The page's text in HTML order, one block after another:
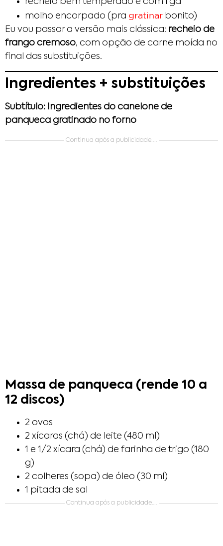
molho encorpado (pra gratinar bonito)
Eu vou passar a versão mais clássica: recheio de
frango cremoso, com opção de carne moída no
final das substituições.
Ingredientes + substituições
Subtítulo: Ingredientes do canelone de
panqueca gratinado no forno
Continua após a publicidade....
Massa de panqueca (rende 10 a
12 discos)
2 ovos
2 xícaras (chá) de leite (480 ml)
1 e 1/2 xícara (chá) de farinha de trigo (180
g)
2 colheres (sopa) de óleo (30 ml)
1 pitada de sal
Continua após a publicidade….